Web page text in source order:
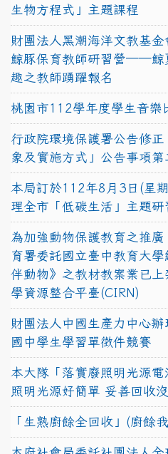
生物方程式」主題課程
財團法人黑潮海洋文教基
鯨豚保育教師研習營──鯨
趣之教師踴躍報名
桃園市112學年度學生音樂
行政院環境保護署公告修
象及實施方式」公告事項第
本局訂於112年8月3日(星
理全市「低碳生活」主題研
為加強動物保護教育之推
育署委託國立臺中教育大
伴動物》之教材教案業已
學資源整合平臺(CIRN)
財團法人中國生產力中心辦
國中學生學習單徵件競賽
本大隊「落實廢照明光源
照明光源好簡單 妥善回收
「生熟廚餘全回收」(廚餘